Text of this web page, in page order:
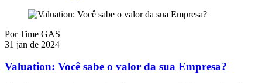
PorTime GAS
31 jan de 2024
Valuation: Você sabe o valor da sua Empresa?